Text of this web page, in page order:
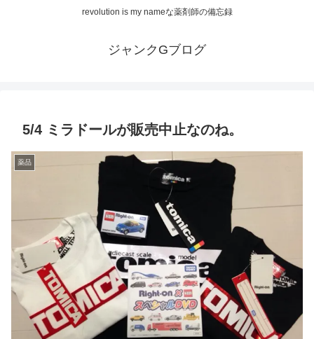
revolution is my nameな薬剤師の備忘録
ジャンクGブログ
5/4 ミラドールが販売中止なのね。
薬品